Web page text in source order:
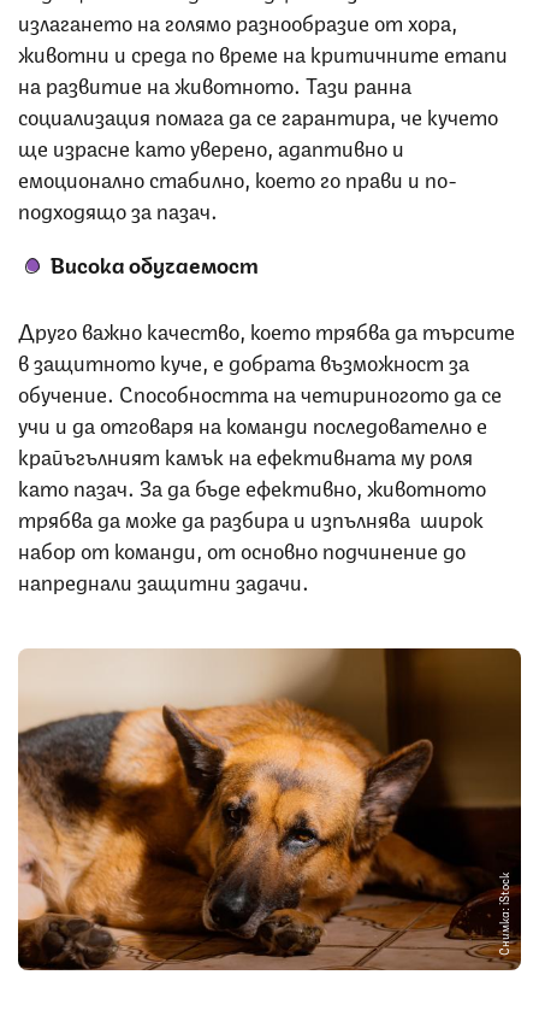
излагането на голямо разнообразие от хора,
животни и среда по време на критичните етапи
на развитие на животното. Тази ранна
социализация помага да се гарантира, че кучето
ще израсне като уверено, адаптивно и
емоционално стабилно, което го прави и по-
подходящо за пазач.
Висока обучаемост
Друго важно качество, което трябва да търсите
в защитното куче, е добрата възможност за
обучение. Способността на четириногото да се
учи и да отговаря на команди последователно е
крайъгълният камък на ефективната му роля
като пазач. За да бъде ефективно, животното
трябва да може да разбира и изпълнява широк
набор от команди, от основно подчинение до
напреднали защитни задачи.
Снимка: iStock